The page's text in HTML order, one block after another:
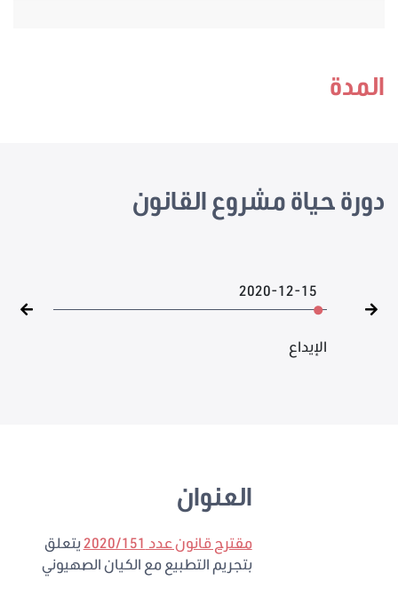
المدة
دورة حياة مشروع القانون
2020-12-15
الإيداع
العنوان
مقترح قانون عدد 2020/151
يتعلق
بتجريم التطبيع مع الكيان الصهيوني